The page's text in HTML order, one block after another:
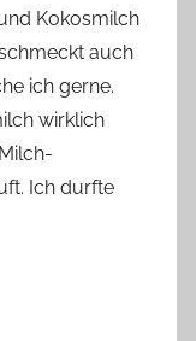
Kokosmilch
auch
ich gerne.
wirklich
Ich durfte